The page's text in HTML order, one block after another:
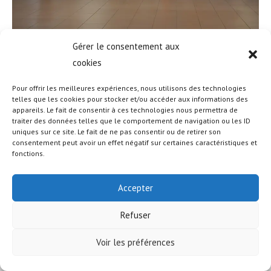
Gérer le consentement aux
cookies
Pour offrir les meilleures expériences, nous utilisons des technologies
telles que les cookies pour stocker et/ou accéder aux informations des
appareils. Le fait de consentir à ces technologies nous permettra de
traiter des données telles que le comportement de navigation ou les ID
uniques sur ce site. Le fait de ne pas consentir ou de retirer son
consentement peut avoir un effet négatif sur certaines caractéristiques et
fonctions.
Accepter
Refuser
Voir les préférences
© COPYRIGHT - OCEANWP THEME BY NICK